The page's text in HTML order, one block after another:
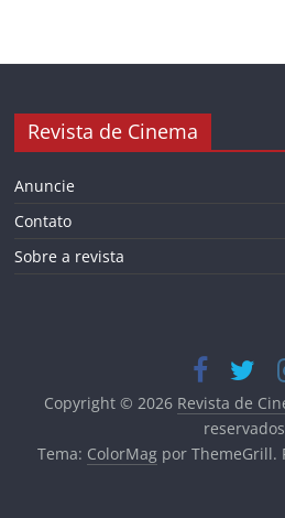
Revista de Cinema
Anuncie
Contato
Sobre a revista
Copyright © 2026 Revista de
Tema: ColorMagpor ThemeGrill.